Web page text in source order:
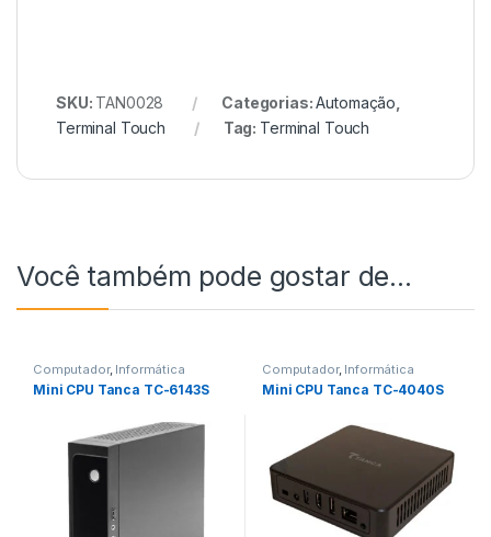
SKU: TAN0028 Categorias:Automação
Terminal Touch
Tag: Terminal Touch
Você também pode gostar de…
Computador, Informática
Mini CPU Tanca TC-6143S
Computador, Informática
Mini CPU Tanca TC-4040S